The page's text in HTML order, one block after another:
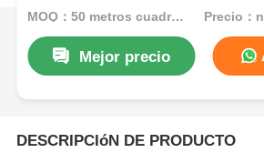
P125 IP67, perfecta para
MOQ：50 metros cuadrados Precio：
Mejor precio
DESCRIPCIóN DE PRODUCTO